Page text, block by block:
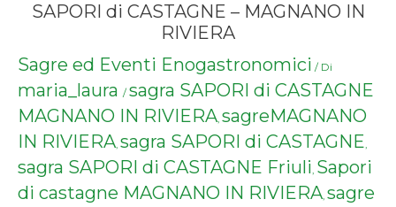
SAPORI di CASTAGNE – MAGNANO IN
RIVIERA
Sagre ed Eventi Enogastronomici / Di
maria_laura / sagra SAPORI di CASTAGNE
MAGNANO IN RIVIERA, sagreMAGNANO
IN RIVIERA, sagra SAPORI di CASTAGNE,
sagra SAPORI di CASTAGNE Friuli, Sapori
di castagne MAGNANO IN RIVIERA, sagre